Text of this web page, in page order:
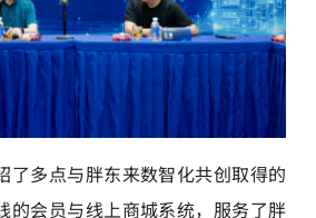
了多点与胖东来数智化共创取得的
的会员与线上商城系统，服务了胖